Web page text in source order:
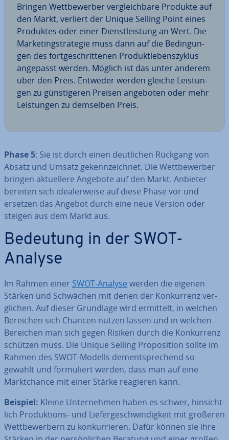
Bringen Wett­be­wer­ber ver­gleich­ba­re Produkte auf
den Markt, verliert der Unique Selling Point eines
Produktes oder einer Dienst­leis­tung an Wert. Die
Mar­ke­ting­stra­te­gie muss dann auf die Be­din­gun­
gen des fort­ge­schrit­te­nen Pro­dukt­le­bens­zy­klus
angepasst werden. Möglich ist das unter anderem
über den Preis. Entweder werden gleiche Leis­tun­
gen zu güns­ti­ge­ren Preisen angeboten oder mehr
Leis­tun­gen zu demselben Preis.
Phase 5: Sie ist durch einen deut­li­chen Rückgang von
Absatz und Umsatz ge­kenn­zeich­net. Die Wett­be­wer­ber
bringen ak­tu­el­le­re Angebote auf den Markt. Anbieter
bereiten sich idea­ler­wei­se auf diese Phase vor und
ersetzen das Angebot durch eine neue Version oder
steigen aus dem Markt aus.
Bedeutung in der SWOT-
Analyse
Im Rahmen einer SWOT-Analyse werden die eigenen
Stärken und Schwächen mit denen der Kon­kur­renz ver­
gli­chen. Auf dieser Grundlage wird ermittelt, in welchen
Bereichen sich Chancen nutzen lassen und in welchen
Bereichen man sich gegen Risiken durch die Kon­kur­renz
schützen muss. Die Unique Selling Pro­po­si­ti­on sollte im
Rahmen des SWOT-Modells dem­entspre­chend so
gewählt und for­mu­liert werden, dass man auf eine
Markt­chan­ce mit einer Stärke reagieren kann.
Beispiel: Kleine Un­ter­neh­men haben es schwer, hin­sicht­
lich Pro­duk­ti­ons- und Lie­fer­ge­schwin­dig­keit mit größeren
Wett­be­wer­bern zu kon­kur­rie­ren. Dafür können sie ihre